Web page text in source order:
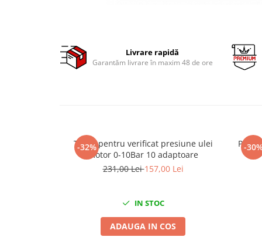
Echipamente De Sudura
Aparate taiere cu plasma
Sudura In Puncte
Pompe si Cilindri Hidraulici
Redresoare,Roboti Pornire,Cabluri
Livrare rapidă
Garantăm livrare în maxim 48 de ore
-32%
Trusa pentru verificat presiune ulei
motor 0-10Bar 10 adaptoare
231,00 Lei157,00 Lei
IN STOC
ADAUGA IN COS
-